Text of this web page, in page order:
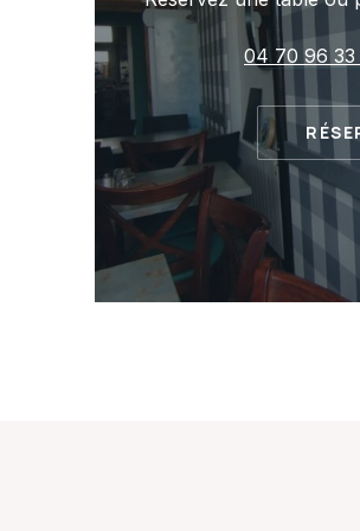
04 70 96 33